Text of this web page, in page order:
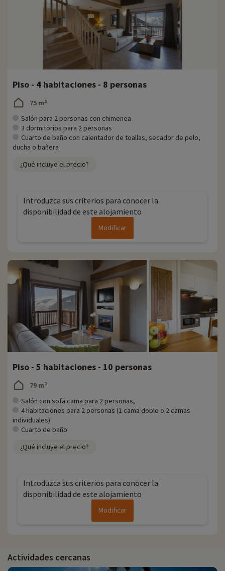
Piso - 4 habitaciones - 8 personas
75 m²
Salón para 2 personas con chimenea
3 dormitorios para 2 personas
Cuarto de baño con calentador de toallas, secador de pelo,
ducha o bañera
¿Qué incluye el precio?
Introduzca sus criterios para conocer la
disponibilidad de este alojamiento
Modificar
Piso - 5 habitaciones - 10 personas
79 m²
Salón con sofá cama para 2 personas,
4 habitaciones para 2 personas (1 cama doble o 2 camas
individuales)
Cuarto de baño
¿Qué incluye el precio?
Introduzca sus criterios para conocer la
disponibilidad de este alojamiento
Modificar
Actividades cercanas